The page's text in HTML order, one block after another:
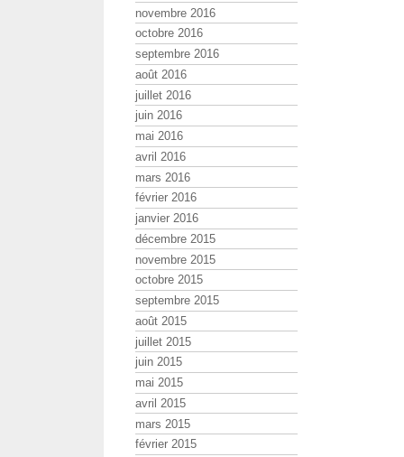
novembre 2016
octobre 2016
septembre 2016
août 2016
juillet 2016
juin 2016
mai 2016
avril 2016
mars 2016
février 2016
janvier 2016
décembre 2015
novembre 2015
octobre 2015
septembre 2015
août 2015
juillet 2015
juin 2015
mai 2015
avril 2015
mars 2015
février 2015